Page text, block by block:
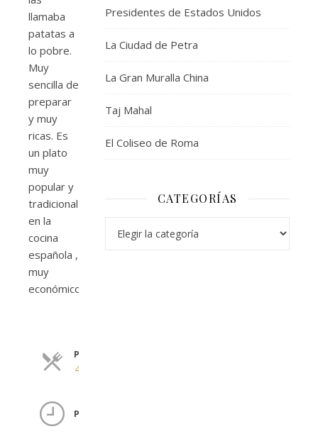
llamaba
patatas a
lo pobre.
Muy
sencilla de
preparar
y muy
ricas. Es
un plato
muy
popular y
tradicional
en la
cocina
española ,
muy
económico.
PRODUCTOS
4 Personas
PREPARACIÓN
Presidentes de Estados Unidos
La Ciudad de Petra
La Gran Muralla China
Taj Mahal
El Coliseo de Roma
CATEGORÍAS